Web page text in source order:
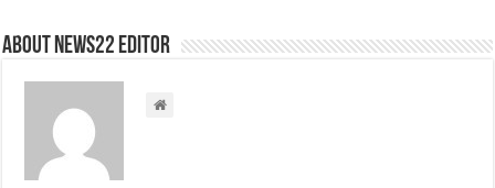
About NEWS22 EDITOR